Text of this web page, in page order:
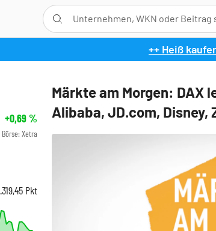
++ Heiß
Märkte am Morgen: DAX
Alibaba, JD.com, Disney,
+0,69%
Börse: Xetra
Pkt